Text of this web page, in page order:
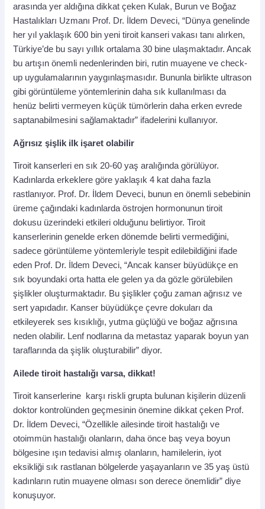
arasında yer aldığına dikkat çeken Kulak, Burun ve Boğaz
Hastalıkları Uzmanı Prof. Dr. İldem Deveci, “Dünya genelinde
her yıl yaklaşık 600 bin yeni tiroit kanseri vakası tanı alırken,
Türkiye’de bu sayı yıllık ortalama 30 bine ulaşmaktadır. Ancak
bu artışın önemli nedenlerinden biri, rutin muayene ve check-
up uygulamalarının yaygınlaşmasıdır. Bununla birlikte ultrason
gibi görüntüleme yöntemlerinin daha sık kullanılması da
henüz belirti vermeyen küçük tümörlerin daha erken evrede
saptanabilmesini sağlamaktadır” ifadelerini kullanıyor.
Ağrısız şişlik ilk işaret olabilir
Tiroit kanserleri en sık 20-60 yaş aralığında görülüyor.
Kadınlarda erkeklere göre yaklaşık 4 kat daha fazla
rastlanıyor. Prof. Dr. İldem Deveci, bunun en önemli sebebinin
üreme çağındaki kadınlarda östrojen hormonunun tiroit
dokusu üzerindeki etkileri olduğunu belirtiyor. Tiroit
kanserlerinin genelde erken dönemde belirti vermediğini,
sadece görüntüleme yöntemleriyle tespit edilebildiğini ifade
eden Prof. Dr. İldem Deveci, “Ancak kanser büyüdükçe en
sık boyundaki orta hatta ele gelen ya da gözle görülebilen
şişlikler oluşturmaktadır. Bu şişlikler çoğu zaman ağrısız ve
sert yapıdadır. Kanser büyüdükçe çevre dokuları da
etkileyerek ses kısıklığı, yutma güçlüğü ve boğaz ağrısına
neden olabilir. Lenf nodlarına da metastaz yaparak boyun yan
taraflarında da şişlik oluşturabilir” diyor.
Ailede tiroit hastalığı varsa, dikkat!
Tiroit kanserlerine karşı riskli grupta bulunan kişilerin düzenli
doktor kontrolünden geçmesinin önemine dikkat çeken Prof.
Dr. İldem Deveci, “Özellikle ailesinde tiroit hastalığı ve
otoimmün hastalığı olanların, daha önce baş veya boyun
bölgesine ışın tedavisi almış olanların, hamilelerin, iyot
eksikliği sık rastlanan bölgelerde yaşayanların ve 35 yaş üstü
kadınların rutin muayene olması son derece önemlidir” diye
konuşuyor.